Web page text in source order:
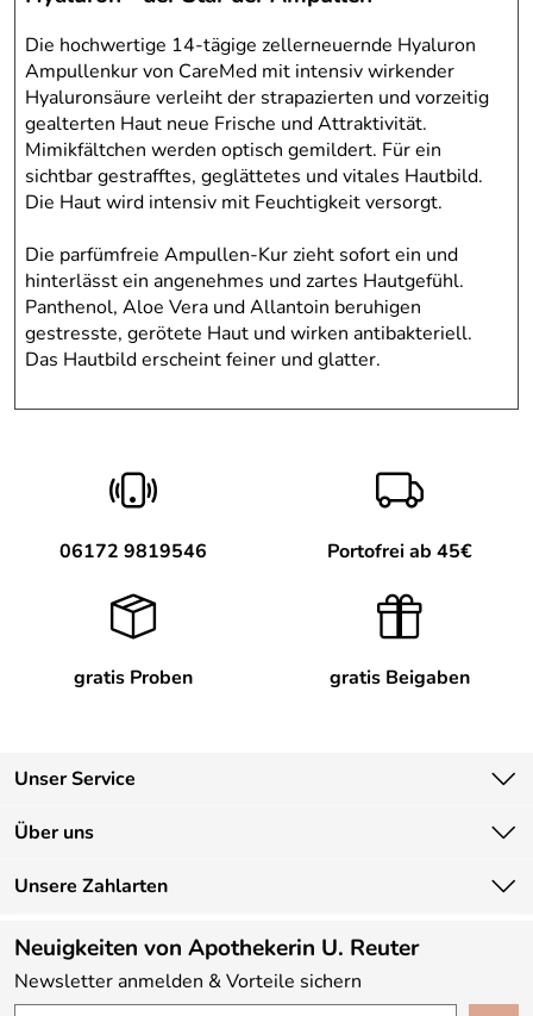
Die hochwertige 14-tägige zellerneuernde Hyaluron
Ampullenkur von CareMed mit intensiv wirkender
Hyaluronsäure verleiht der strapazierten und vorzeitig
gealterten Haut neue Frische und Attraktivität.
Mimikfältchen werden optisch gemildert. Für ein
sichtbar gestrafftes, geglättetes und vitales Hautbild.
Die Haut wird intensiv mit Feuchtigkeit versorgt.
Die parfümfreie Ampullen-Kur zieht sofort ein und
hinterlässt ein angenehmes und zartes Hautgefühl.
Panthenol, Aloe Vera und Allantoin beruhigen
gestresste, gerötete Haut und wirken antibakteriell.
Das Hautbild erscheint feiner und glatter.
06172 9819546 Portofrei ab 45€
gratis Proben gratis Beigaben
Unser Service
Kontakt
Lieferbedingungen
Kundenlogin
Über uns
Unsere Bestseller
Neu
Angebote
Unsere Zahlarten
Neuigkeiten von Apothekerin U. Reuter
Newsletter anmelden & Vorteile sichern